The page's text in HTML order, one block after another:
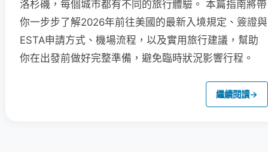
洛杉磯，每個城市都有不同的旅行體驗。 本篇指南將帶
你一步步了解2026年前往美國的最新入境規定、簽證與
ESTA申請方式、機場流程，以及實用旅行建議，幫助
你在出發前做好完整準備，避免臨時狀況影響行程。
繼續閱讀→